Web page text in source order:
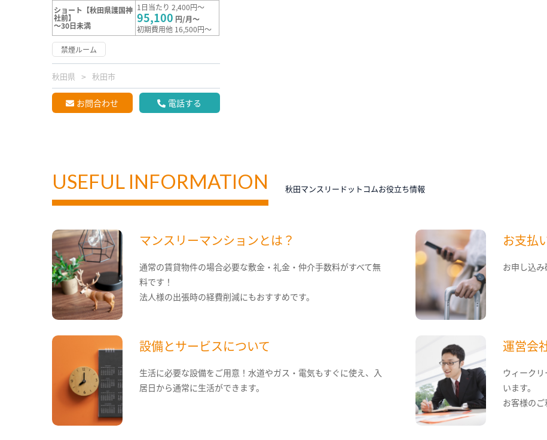
ショート【秋田県護国神
社前】
～30日未満
1日当たり 2,400円～
95,100 円/月～
初期費用他 16,500円～
禁煙ルーム
秋田県 秋田市
お問合わせ 電話する
USEFUL INFORMATION 秋田マンスリードットコムお役立ち情報
マンスリーマンションとは？
通常の賃貸物件の場合必要な敷金・礼金・仲介手数料がすべて無
料です！
法人様の出張時の経費削減にもおすすめです。
お支払
お申し込み
設備とサービスについて
生活に必要な設備をご用意！水道やガス・電気もすぐに使え、入
居日から通常に生活ができます。
運営会
ウィーク
います。
お客様のご